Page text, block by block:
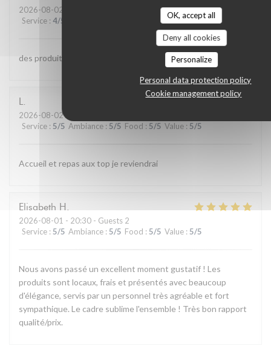
OK, accept all
Deny all cookies
Personalize
Personal data protection policy
Cookie management policy
2026-08-02
Service : 4/5 /5 Value:4/5
des produits de qualite et bien cuisinés;;personnel aimable
L
2026-08-02- 12:15 - Guests 4
Service : 5/5 Ambiance : 5/5 Food : 5/5 Value : 5/5
Accueil et repas aux top je reviendrai
Elisabeth H
2026-08-01 - 20:30 - Guests 2
Service : 5/5 Ambiance : 5/5 Food : 5/5 Value : 5/5
Nous avons passé un excellent moment gustatif ! Les
produits sont locaux, frais et présentés avec beaucoup
d'élégance, servis par un personnel très agréable et fort
sympathique. Le cadre sublime l'ensemble ! Très bon rapport
qualité/prix.